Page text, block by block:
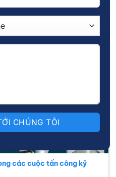
các cuộc tấn công kỹ